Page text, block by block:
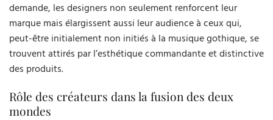
demande, les designers non seulement renforcent leur
marque mais élargissent aussi leur audience à ceux qui,
peut-être initialement non initiés à la musique gothique, se
trouvent attirés par l’esthétique commandante et distinctive
des produits.
Rôle des créateurs dans la fusion des deux
mondes